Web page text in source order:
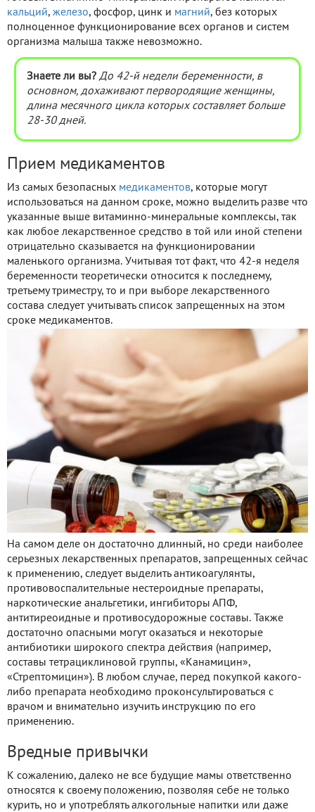
кальций, железо, фосфор, цинк и магний, без которых
полноценное функционирование всех органов и систем
организма малыша также невозможно.
Знаете ли вы? До 42-й недели беременности, в
основном, дохаживают первородящие женщины,
длина месячного цикла которых составляет больше
28-30 дней.
Прием медикаментов
Из самых безопасных медикаментов, которые могут
использоваться на данном сроке, можно выделить разве что
указанные выше витаминно-минеральные комплексы, так
как любое лекарственное средство в той или иной степени
отрицательно сказывается на функционировании
маленького организма. Учитывая тот факт, что 42-я неделя
беременности теоретически относится к последнему,
третьему триместру, то и при выборе лекарственного
состава следует учитывать список запрещенных на этом
сроке медикаментов.
На самом деле он достаточно длинный, но среди наиболее
серьезных лекарственных препаратов, запрещенных сейчас
к применению, следует выделить антикоагулянты,
противовоспалительные нестероидные препараты,
наркотические анальгетики, ингибиторы АПФ,
антитиреоидные и противосудорожные составы. Также
достаточно опасными могут оказаться и некоторые
антибиотики широкого спектра действия (например,
составы тетрациклиновой группы, «Канамицин»,
«Стрептомицин»). В любом случае, перед покупкой какого-
либо препарата необходимо проконсультироваться с
врачом и внимательно изучить инструкцию по его
применению.
Вредные привычки
К сожалению, далеко не все будущие мамы ответственно
относятся к своему положению, позволяя себе не только
курить, но и употреблять алкогольные напитки или даже